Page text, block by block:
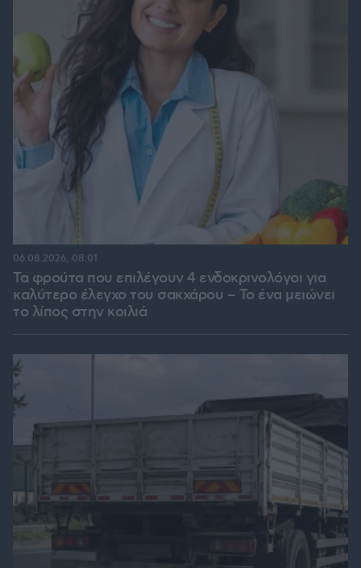
Τα φρούτα που επιλέγουν 4 ενδοκρινολόγοι για
καλύτερο έλεγχο του σακχάρου – Το ένα μειώνει
το λίπος στην κοιλιά
06.08.2026, 08:01